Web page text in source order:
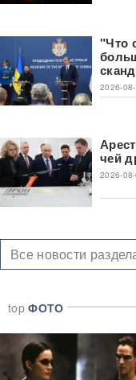
"Что
2026-
чей
2026-
Все новости
topФОТО